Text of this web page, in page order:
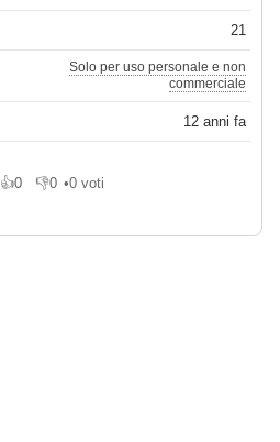
21
Solo per uso personale e non
commerciale
12 anni fa
👍0
Mi piace
👎0
Non mi piace
•0 voti